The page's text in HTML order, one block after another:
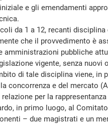
e gli emendamenti
da 1 a 12, recanti disciplina
che il provvedimento è
amministrazioni pubbliche
vigente, senza nuovi
di tale disciplina viene, in
concorrenza e del mercato
per la
in primo luogo, al
– due magistrati e un